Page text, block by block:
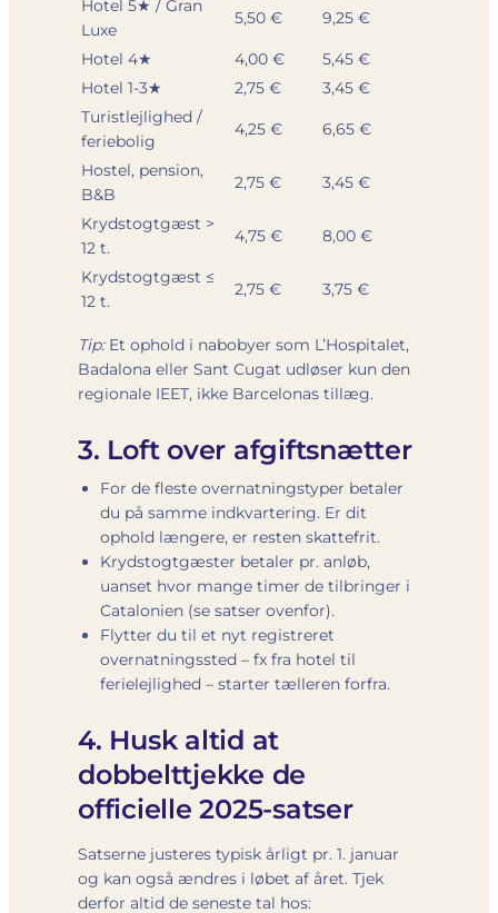
Hotel 5★ / Gran
Luxe
5,50 € 9,25 €
Hotel 4★ 4,00 €
5,45 €
Hotel 1-3★
2,75 €
3,45 €
Turistlejlighed /
feriebolig
4,25 € 6,65 €
Hostel, pension,
B&B
2,75 € 3,45 €
Krydstogtgæst >
12 t.
4,75 € 8,00 €
Krydstogtgæst ≤
12 t.
2,75 € 3,75 €
Tip:Et ophold i nabobyer som L’Hospitalet,
Badalona eller Sant Cugat udløser kun den
regionale IEET, ikke Barcelonas tillæg.
3. Loft over afgiftsnætter
For de fleste overnatningstyper betaler
du på samme indkvartering. Er dit
ophold længere, er resten skattefrit.
Krydstogtgæster betaler pr. anløb,
uanset hvor mange timer de tilbringer i
Catalonien (se satser ovenfor).
Flytter du til et nyt registreret
overnatningssted – fx fra hotel til
ferielejlighed – starter tælleren forfra.
4. Husk altid at
dobbelttjekke de
officielle 2025-satser
Satserne justeres typisk årligt pr. 1. januar
og kan også ændres i løbet af året. Tjek
derfor altid de seneste tal hos: